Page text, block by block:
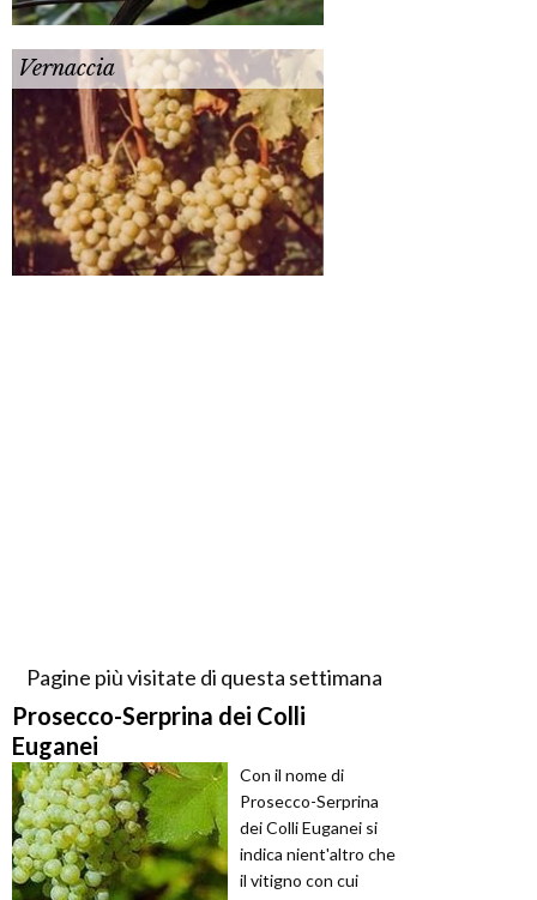
Vernaccia
Pagine più visitate di questa settimana
Prosecco-Serprina dei Colli
Euganei
Con il nome di
Prosecco-Serprina
dei Colli Euganei si
indica nient'altro che
il vitigno con cui